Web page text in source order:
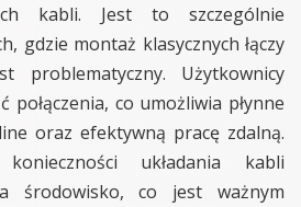
kabli. Jest to szczególnie
gdzie montaż klasycznych łączy
problematyczny. Użytkownicy
połączenia, co umożliwia płynne
oraz efektywną pracę zdalną.
układania kabli
środowisko, co jest ważnym